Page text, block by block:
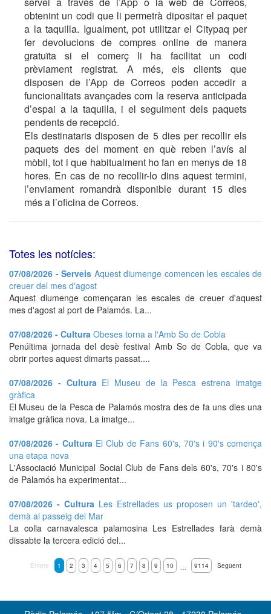
obtenint un codi que li permetrà dipositar el paquet
a la taquilla. Igualment, pot utilitzar el Citypaq per
fer devolucions de compres online de manera
gratuïta si el comerç li ha facilitat un codi
prèviament registrat. A més, els clients que
disposen de l’App de Correos poden accedir a
funcionalitats avançades com la reserva anticipada
d’espai a la taquilla, i el seguiment dels paquets
pendents de recepció.
Els destinataris disposen de 5 dies per recollir els
paquets des del moment en què reben l’avís al
mòbil, tot i que habitualment ho fan en menys de 18
hores. En cas de no recollir-lo dins aquest termini,
l’enviament romandrà disponible durant 15 dies
més a l’oficina de Correos.
Totes les notícies:
07/08/2026 - Serveis Aquest diumenge comencen les escales de
creuer del mes d'agost
Aquest diumenge començaran les escales de creuer d'aquest
mes d'agost al port de Palamós. La...
07/08/2026 - Cultura Obeses torna a l'Amb So de Cobla
Penúltima jornada del desè festival Amb So de Cobla, que va
obrir portes aquest dimarts passat....
07/08/2026 - Cultura El Museu de la Pesca estrena imatge
gràfica
El Museu de la Pesca de Palamós mostra des de fa uns dies una
imatge gràfica nova. La imatge...
07/08/2026 - Cultura El Club de Fans 60's, 70's i 90's comença
una etapa nova
L'Associació Municipal Social Club de Fans dels 60's, 70's i 80's
de Palamós ha experimentat...
07/08/2026 - Cultura Les Estrellades us proposen un 'tardeo',
demà al passeig del Mar
La colla carnavalesca palamosina Les Estrellades farà demà
dissabte la tercera edició del...
Enrere 1 2 3 4 5 6 7 8 9 10 … 9114 Següent